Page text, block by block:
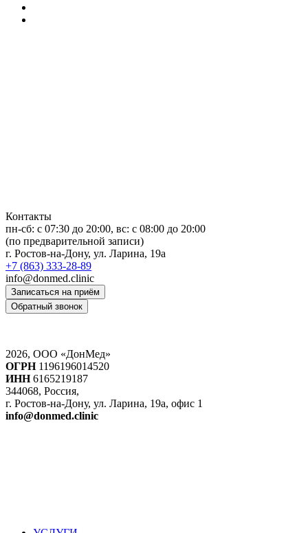
Контакты
пн-сб: c 07:30 до 20:00, вс: с 08:00 до 20:00
(по предварительной записи)
г. Ростов-на-Дону, ул. Ларина, 19а
+7 (863) 333-28-89
info@donmed.clinic
Записаться на приём
Обратный звонок
2026, ООО «ДонМед»
ОГРН1196196014520
ИНН6165219187
344068, Россия,
г. Ростов-на-Дону, ул. Ларина, 19а, офис 1
info@donmed.clinic